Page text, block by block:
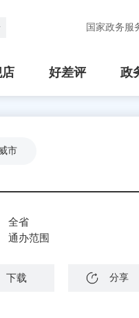
国家政务服
好差评 政
市
全省
通办范围
下载 分享